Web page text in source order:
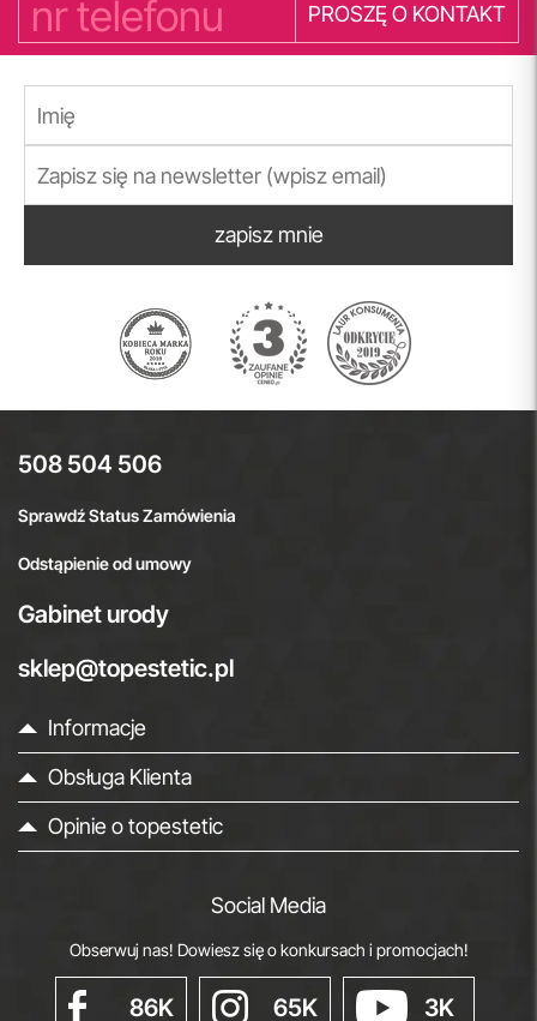
PROSZĘ O KONTAKT
zapisz mnie
508 504 506
Sprawdź Status Zamówienia
Odstąpienie od umowy
Gabinet urody
sklep@topestetic.pl
Informacje
Obsługa Klienta
Opinie o topestetic
Social Media
Obserwuj nas! Dowiesz się o konkursach i promocjach!
86K 65K 3K